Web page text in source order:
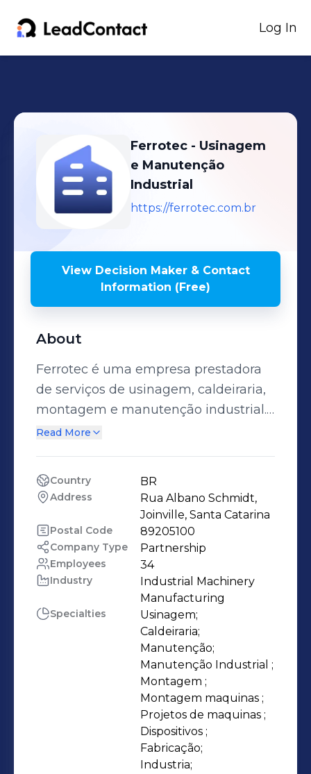
Log In
Ferrotec - Usinagem
e Manutenção
Industrial
https://ferrotec.com.br
View Decision Maker & Contact
Information (Free)
About
Ferrotec é uma empresa prestadora
de serviços de usinagem, caldeiraria,
montagem e manutenção industrial.
Contamos com mais de 35 anos de
os nossos clientes.
Read More
Country BR
Address
Rua Albano Schmidt,
Joinville, Santa Catarina
Postal Code 89205100
Company Type Partnership
Employees 34
Industry
Industrial Machinery
Manufacturing
Specialties
Usinagem;
Caldeiraria;
Manutenção;
Manutenção Industrial ;
Montagem ;
Montagem maquinas ;
Projetos de maquinas ;
Dispositivos ;
Fabricação;
Industria;